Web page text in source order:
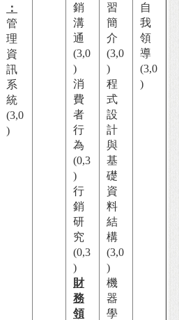
：
管
理
資
訊
系
統
(3,0
)
銷
溝
通
(3,0
)
消
費
者
行
為
(0,3
)
行
銷
研
究
(0,3
)
財
務
領
習
簡
介
(3,0
)
程
式
設
計
與
基
礎
資
料
結
構
(3,0
)
機
器
學
自
我
領
導
(3,0
)